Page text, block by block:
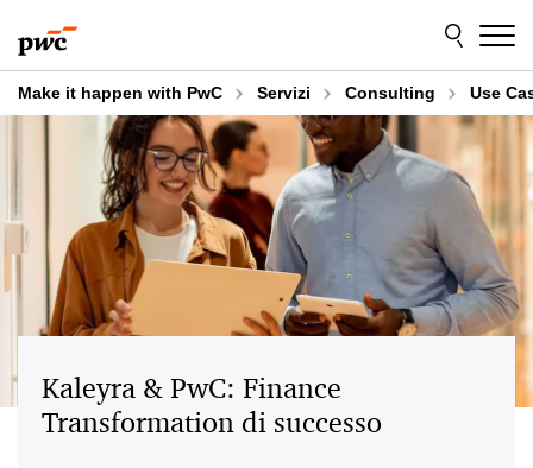
to
content
to
footer
Make it happen with PwC Servizi Consulting Use
Kaleyra & PwC: Finance
Transformation di successo